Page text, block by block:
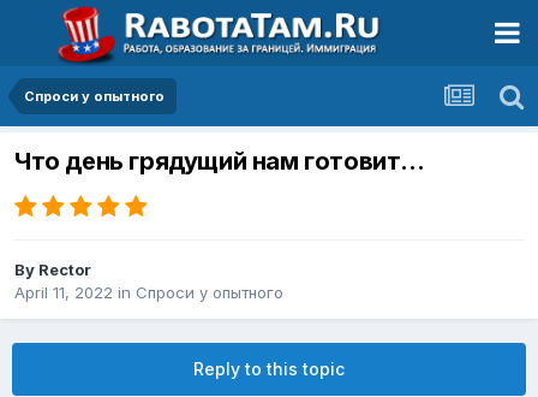
Спроси у опытного
Что день грядущий нам готовит…
By Rector
April 11, 2022 in Спроси у опытного
Reply to this topic